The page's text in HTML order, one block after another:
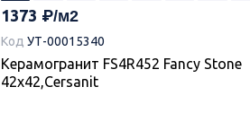
1373
Код УТ-00015340
Керамогранит FS4R452 Fancy Stone
42х42,Cersanit